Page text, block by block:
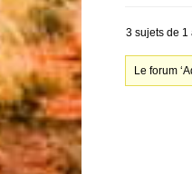
3 sujets de 1
Le forum